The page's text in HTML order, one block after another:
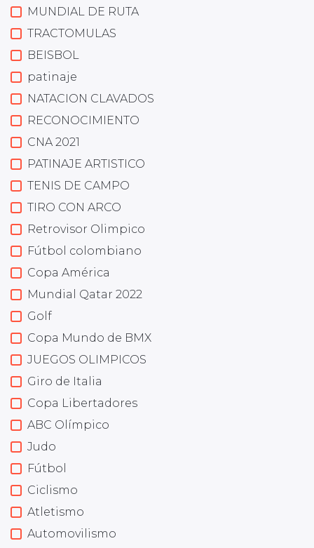
MUNDIAL DE RUTA
TRACTOMULAS
BEISBOL
patinaje
NATACION CLAVADOS
RECONOCIMIENTO
CNA 2021
PATINAJE ARTISTICO
TENIS DE CAMPO
TIRO CON ARCO
Retrovisor Olimpico
Fútbol colombiano
Copa América
Mundial Qatar 2022
Golf
Copa Mundo de BMX
JUEGOS OLIMPICOS
Giro de Italia
Copa Libertadores
ABC Olímpico
Judo
Fútbol
Ciclismo
Atletismo
Automovilismo